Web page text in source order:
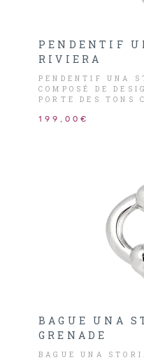
PENDENTIF
RIVIERA
PENDENTIF UNA
COMPOSÉ DE
PORTE DES TONS
LE JAUNE, LE
199,00€
BAGUE UNA
GRENADE
BAGUE UNA